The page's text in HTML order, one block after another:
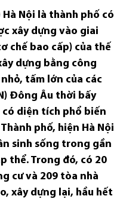
Nội là thành phố có
xây dựng vào giai
chế bao cấp) của thế
dựng bằng công
tấm lớn của các
Đông Âu thời bấy
diện tích phổ biến
phố, hiện Hà Nội
sinh sống trong gần
thể. Trong đó, có 20
cư và 209 tòa nhà
xây dựng lại, hầu hết